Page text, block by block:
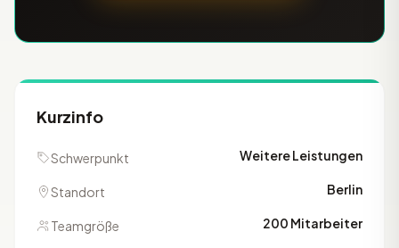
Kurzinfo
Schwerpunkt Weitere Leistungen
Standort Berlin
Teamgröße 200 Mitarbeiter